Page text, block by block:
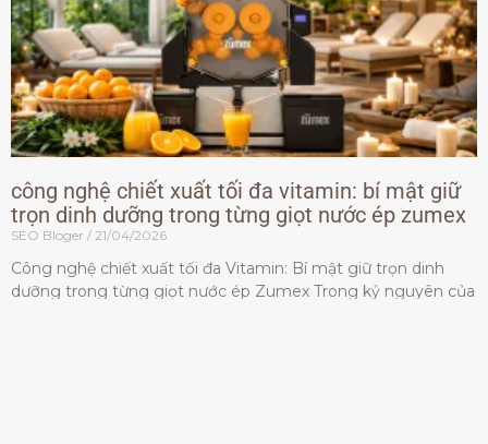
công nghệ chiết xuất tối đa vitamin: bí mật giữ
trọn dinh dưỡng trong từng giọt nước ép zumex
SEO Bloger 21/04/2026
Công nghệ chiết xuất tối đa Vitamin: Bí mật giữ trọn dinh
dưỡng trong từng giọt nước ép Zumex Trong kỷ nguyên của